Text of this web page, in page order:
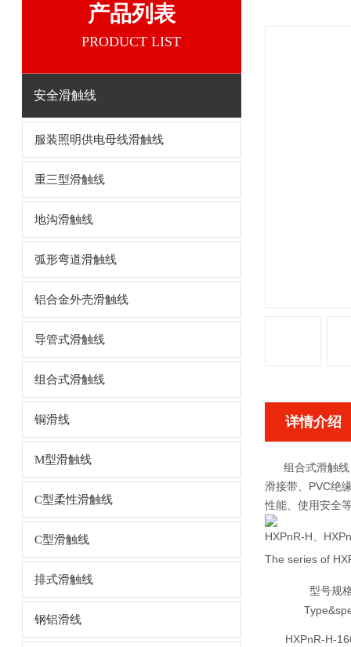
产品列表
PRODUCT LIST
安全滑触线
服装照明供电母线滑触线
重三型滑触线
地沟滑触线
弧形弯道滑触线
铝合金外壳滑触线
导管式滑触线
组合式滑触线
铜滑线
M型滑触线
C型柔性滑触线
C型滑触线
排式滑触线
钢铝滑线
详情介绍
组合式滑触线
滑接带、PVC绝
性能、使用安全
HXPnR-H、
The series of
型号规
HXPnR-H-